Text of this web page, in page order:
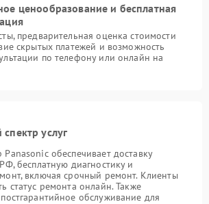
ценообразование и бесплатная
предварительная оценка стоимости
скрытых платежей и возможность
по телефону или онлайн на
услуг
обеспечивает доставку
бесплатную диагностику и
включая срочный ремонт. Клиенты
статус ремонта онлайн. Также
обслуживание для